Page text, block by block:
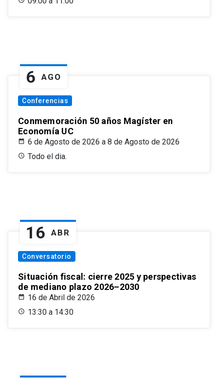
6 AGO
Conferencias
Conmemoración 50 años Magíster en
Economía UC
6 de Agosto de 2026 a 8 de Agosto de 2026
Todo el dia.
16 ABR
Conversatorio
Situación fiscal: cierre 2025 y perspectivas
de mediano plazo 2026–2030
16 de Abril de 2026
13:30 a 14:30